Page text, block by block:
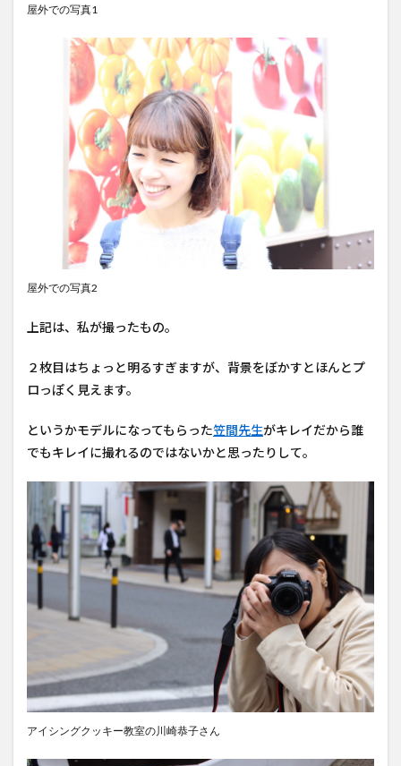
屋外での写真1
屋外での写真2
上記は、私が撮ったもの。
２枚目はちょっと明るすぎますが、背景をぼかすとほんとプ
ロっぽく見えます。
というかモデルになってもらった笠間先生がキレイだから誰
でもキレイに撮れるのではないかと思ったりして。
アイシングクッキー教室の川崎恭子さん